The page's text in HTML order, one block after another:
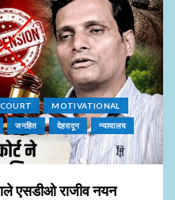
MOTIVATIONAL
जनहित देहरादून न्यायालय
एसडीओ राजीव नयन